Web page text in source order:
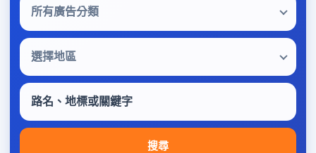
所有廣告分類
選擇地區
搜尋